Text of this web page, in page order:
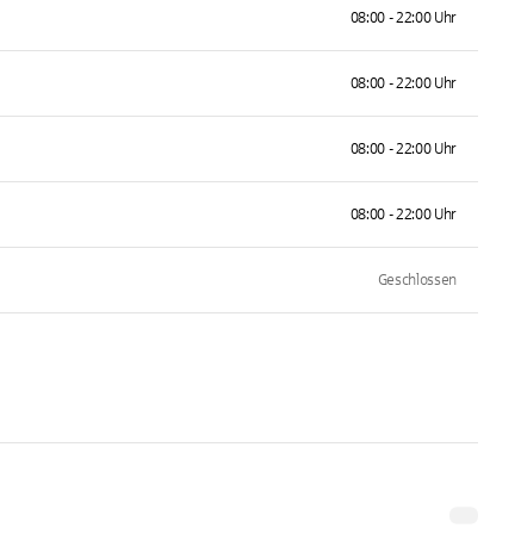
08:00 - 22:00 Uhr
08:00 - 22:00 Uhr
08:00 - 22:00 Uhr
08:00 - 22:00 Uhr
Geschlossen